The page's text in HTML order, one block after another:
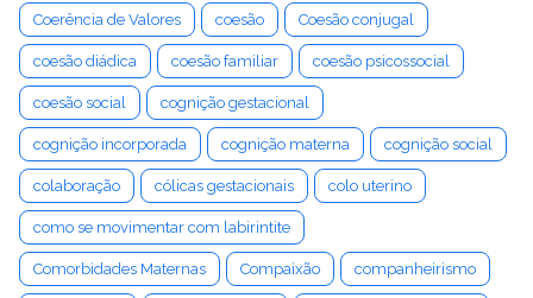
Coerência de Valores coesão Coesão conjugal
coesão diádica coesão familiar coesão psicossocial
coesão social cognição gestacional
cognição incorporada cognição materna cognição social
colaboração cólicas gestacionais colo uterino
como se movimentar com labirintite
Comorbidades Maternas Compaixão companheirismo